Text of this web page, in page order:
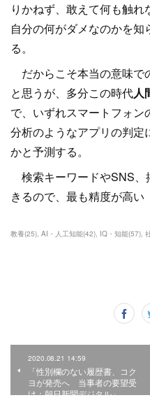
りかねず、敢えて何も触れ
自分の何がダメなのかを
る。
だからこそ本当の意味で
と思うが、多分この時代人
で、いずれスマートフォ
分析のようなアプリの判定
かと予測する。
検索キーワードやSNS、
きるので、最も精度が高い
教養(25) AI・人工知能(42) IQ・知能(57)
2020.08.21 14:59
「性別欄のない履歴書、コク
ヨが発売へ 当事者の要望受
け：朝日新聞デジタル」